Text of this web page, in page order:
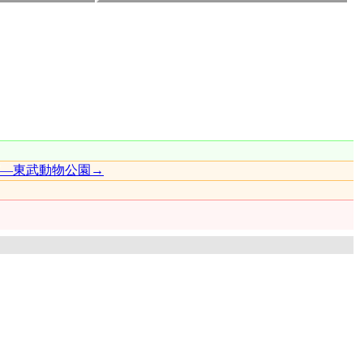
―東武動物公園→